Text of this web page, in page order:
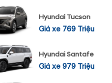
Hyundai Tucson
Giá xe 769 Triệu
Hyundai Santafe
Giá xe 979 Triệu